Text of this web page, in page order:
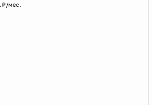
₽/мес.